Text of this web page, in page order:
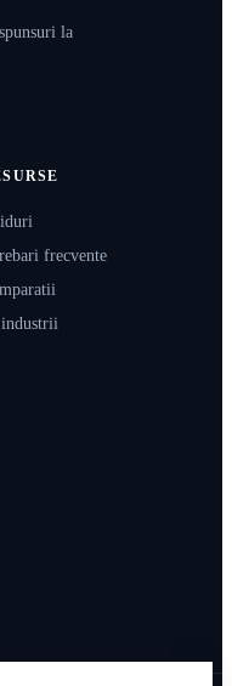
la
frecvente
industrii